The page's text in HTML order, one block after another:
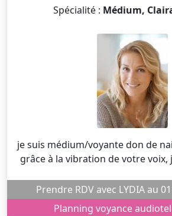
Spécialité : Médium,
je suis médium/voyante don de
grâce à la vibration de votre voix,
Prendre
Planning voyance audiotel